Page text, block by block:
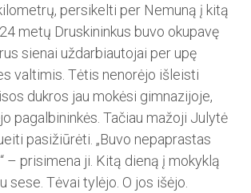
persikelti per Nemuną į kitą
metų Druskininkus buvo okupavę
sienai uždarbiautojai per upę
valtimis. Tėtis nenorėjo išleisti
dukros jau mokėsi gimnazijoje,
pagalbininkės. Tačiau mažoji Julytė
pasižiūrėti. „Buvo nepaprastas
– prisimena ji. Kitą dieną į mokyklą
sese. Tė­vai tylėjo. O jos išėjo.